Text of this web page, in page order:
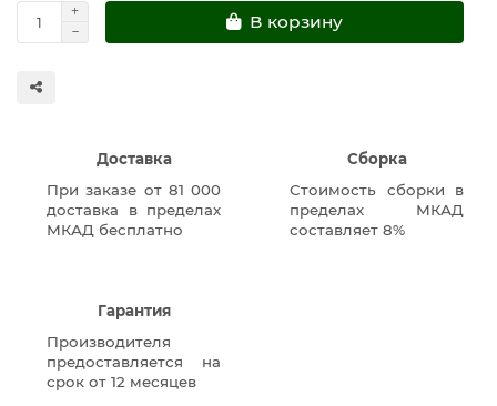
В корзину
Доставка
При заказе от 81 000
доставка в пределах
МКАД бесплатно
Сборка
Стоимость сборки в
пределах МКАД
составляет 8%
Гарантия
Производителя
предоставляется на
срок от 12 месяцев